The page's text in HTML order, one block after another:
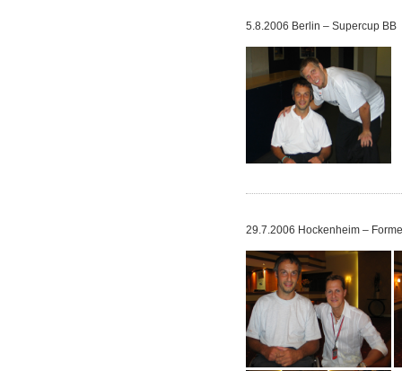
5.8.2006 Berlin – Supercup BB
29.7.2006 Hockenheim –